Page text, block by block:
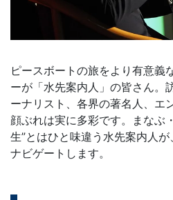
ピースボートの旅をより有意義
ーが「水先案内人」の皆さん。
ーナリスト、各界の著名人、エ
顔ぶれは実に多彩です。まなぶ
生”とはひと味違う水先案内人
ナビゲートします。